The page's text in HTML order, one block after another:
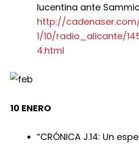
lucentina ante
http://
1/10/radio_alicante/
4.html
10 ENERO
“CRÓNICA J.14: Un